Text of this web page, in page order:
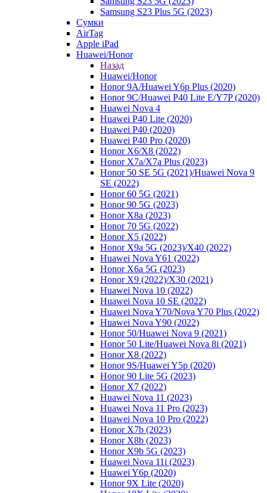
Samsung S23 Plus 5G (2023)
Сумки
AirTag
Apple iPad
Huawei/Honor
Назад
Huawei/Honor
Honor 9A/Huawei Y6p Plus (2020)
Honor 9C/Huawei P40 Lite E/Y7P (2020)
Huawei Nova 4
Huawei P40 Lite (2020)
Huawei P40 (2020)
Huawei P40 Pro (2020)
Honor X6/Х8 (2022)
Honor X7a/X7a Plus (2023)
Honor 50 SE 5G (2021)/Huawei Nova 9
SE (2022)
Honor 60 5G (2021)
Honor 90 5G (2023)
Honor X8a (2023)
Honor 70 5G (2022)
Honor X5 (2022)
Honor X9a 5G (2023)/Х40 (2022)
Huawei Nova Y61 (2022)
Honor X6a 5G (2023)
Honor X9 (2022)/Х30 (2021)
Huawei Nova 10 (2022)
Huawei Nova 10 SE (2022)
Huawei Nova Y70/Nova Y70 Plus (2022)
Huawei Nova Y90 (2022)
Honor 50/Huawei Nova 9 (2021)
Honor 50 Lite/Huawei Nova 8i (2021)
Honor X8 (2022)
Honor 9S/Huawei Y5p (2020)
Honor 90 Lite 5G (2023)
Honor X7 (2022)
Huawei Nova 11 (2023)
Huawei Nova 11 Pro (2023)
Huawei Nova 10 Pro (2022)
Honor X7b (2023)
Honor X8b (2023)
Honor X9b 5G (2023)
Huawei Nova 11i (2023)
Huawei Y6p (2020)
Honor 9X Lite (2020)